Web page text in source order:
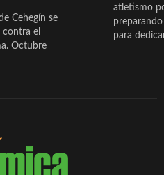
Cehegín se
contra el
Octubre
atletismo
para